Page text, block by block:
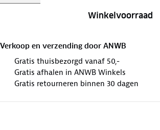
Winkelvoorraad
Verkoop en verzending door ANWB
Gratis thuisbezorgd vanaf 50,-
Gratis afhalen in ANWB Winkels
Gratis retourneren binnen 30 dagen